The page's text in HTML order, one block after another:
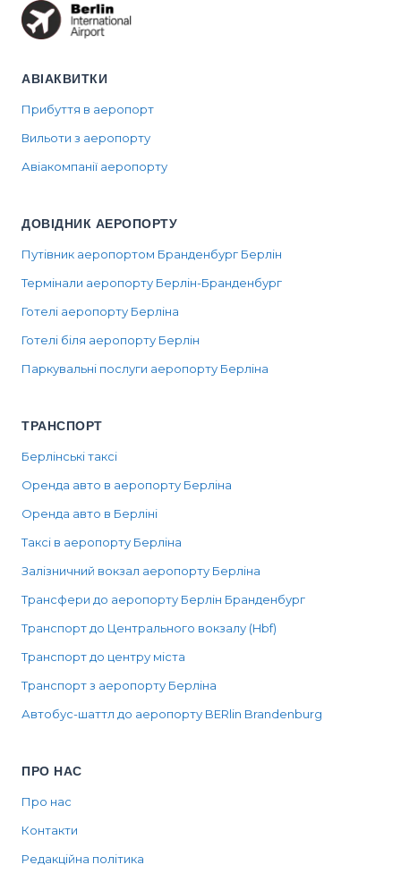
АВІАКВИТКИ
Прибуття в аеропорт
Вильоти з аеропорту
Авіакомпанії аеропорту
ДОВІДНИК АЕРОПОРТУ
Путівник аеропортом Бранденбург Берлін
Термінали аеропорту Берлін-Бранденбург
Готелі аеропорту Берліна
Готелі біля аеропорту Берлін
Паркувальні послуги аеропорту Берліна
ТРАНСПОРТ
Берлінські таксі
Оренда авто в аеропорту Берліна
Оренда авто в Берліні
Таксі в аеропорту Берліна
Залізничний вокзал аеропорту Берліна
Трансфери до аеропорту Берлін Бранденбург
Транспорт до Центрального вокзалу (Hbf)
Транспорт до центру міста
Транспорт з аеропорту Берліна
Автобус-шаттл до аеропорту BERlin Brandenburg
ПРО НАС
Про нас
Контакти
Редакційна політика